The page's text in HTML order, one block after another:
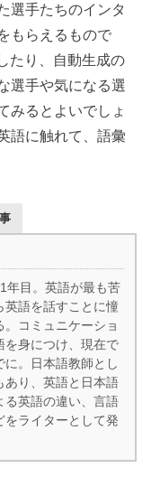
選手たちのインタ
もらえるもので
たり、自動生成の
選手や気になる選
みるとよいでしょ
語に触れて、語彙
年目。英語が最も苦
英語を話すことに憧
コミュニケーショ
を身につけ、現在で
に。日本語教師とし
あり、英語と日本語
る英語の違い、言語
をライターとして発